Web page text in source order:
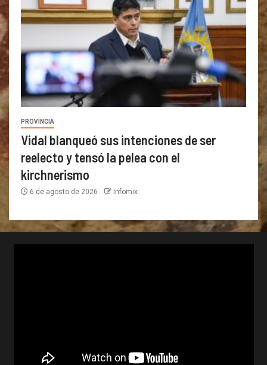
PROVINCIA
Vidal blanqueó sus intenciones de ser
reelecto y tensó la pelea con el
kirchnerismo
6 de agosto de 2026 Infomix